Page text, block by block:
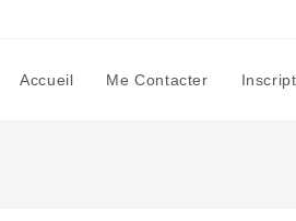
Accueil Me Contacter